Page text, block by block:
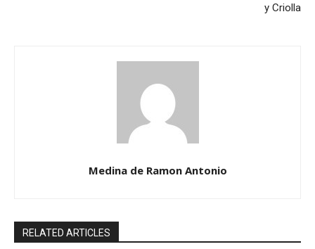
y Criolla
Medina de Ramon Antonio
RELATED ARTICLES